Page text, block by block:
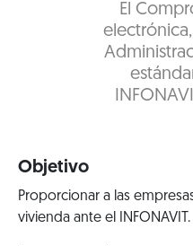
El
Objetivo
Proporcionar a las
vivienda ante el INFONAVIT.